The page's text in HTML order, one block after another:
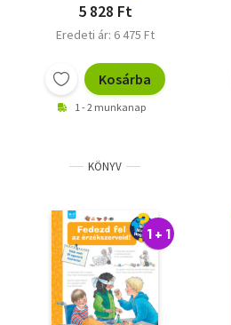
5 828 Ft
Eredeti ár: 6 475 Ft
Kosárba
1 - 2 munkanap
KÖNYV
1 + 1